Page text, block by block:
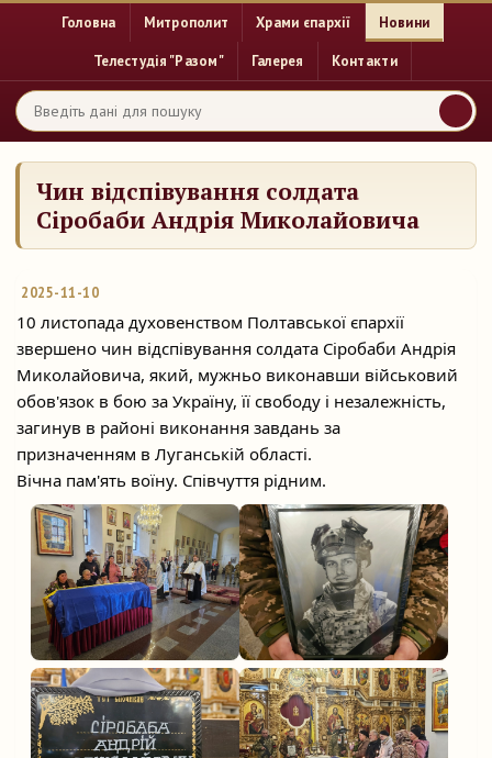
Головна Митрополит Храми єпархії Новини
Телестудія "Разом" Галерея Контакти
Чин відспівування солдата
Сіробаби Андрія Миколайовича
2025-11-10
10 листопада духовенством Полтавської єпархії
звершено чин відспівування солдата Сіробаби Андрія
Миколайовича, який, мужньо виконавши військовий
обов'язок в бою за Україну, її свободу і незалежність,
загинув в районі виконання завдань за
призначенням в Луганській області.
Вічна пам'ять воїну. Співчуття рідним.